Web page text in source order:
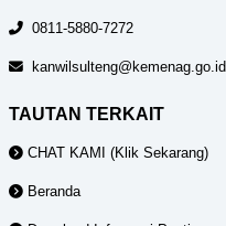
0811-5880-7272
kanwilsulteng@kemenag.go.id
TAUTAN TERKAIT
CHAT KAMI (Klik Sekarang)
Beranda